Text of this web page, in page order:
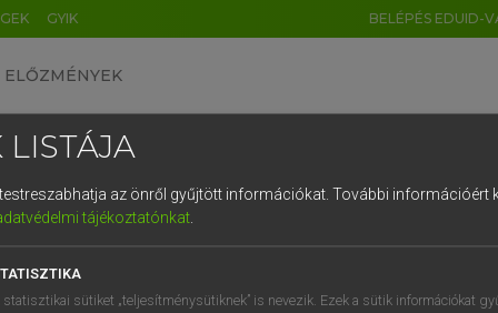
GYIK BELÉPÉS EDUID-
ELŐZMÉNYEK
szótár
LISTÁJA
az önről gyűjtött információkat. További információért
tájékoztatónkat.
statisztikai sütiket „teljesítménysütiknek” is nevezik. Ezek a sütik információkat
DE CN FR ES IT NL
1 2 3 4 5 6 7 8 9
q w e r t z u i